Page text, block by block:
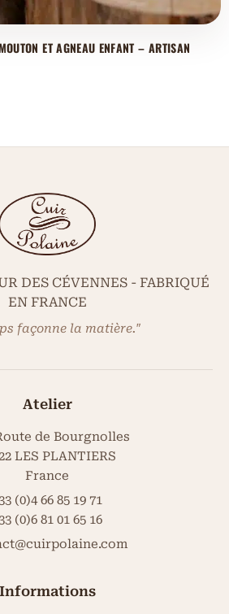
ET AGNEAU ENFANT – ARTISAN
DES CÉVENNES - FABRIQUÉ
EN FRANCE
façonne la matière."
Atelier
de Bourgnolles
LES PLANTIERS
France
(0)4 66 85 19 71
(0)6 81 01 65 16
Informations